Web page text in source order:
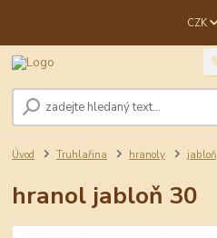
CZK
Úvod Truhlařina hranoly jabloň
hranol jabloň 30